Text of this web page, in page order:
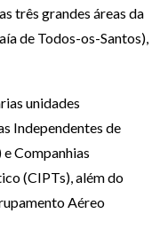
três grandes áreas da
de Todos-os-Santos),
unidades
Independentes de
Companhias
(CIPTs), além do
Aéreo